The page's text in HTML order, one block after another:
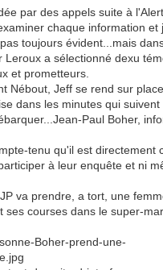
par des appels suite à
chaque information et
toujours évident...mais
Leroux a sélectionné dexu
et prometteurs.
Nébout, Jeff se rend sur
dans les minutes qui
Paul Boher,
tenu qu'il est directement
à leur enquête et ni
va prendre, a tort, une
ses courses dans le super-